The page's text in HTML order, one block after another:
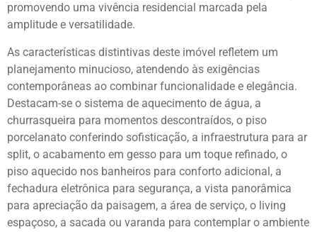
promovendo uma vivência residencial marcada pela
amplitude e versatilidade.
As características distintivas deste imóvel refletem um
planejamento minucioso, atendendo às exigências
contemporâneas ao combinar funcionalidade e elegância.
Destacam-se o sistema de aquecimento de água, a
churrasqueira para momentos descontraídos, o piso
porcelanato conferindo sofisticação, a infraestrutura para ar
split, o acabamento em gesso para um toque refinado, o
piso aquecido nos banheiros para conforto adicional, a
fechadura eletrônica para segurança, a vista panorâmica
para apreciação da paisagem, a área de serviço, o living
espaçoso, a sacada ou varanda para contemplar o ambiente